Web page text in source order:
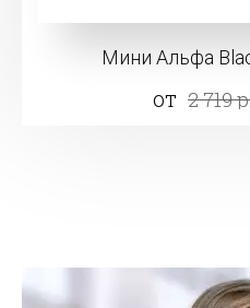
Мини Альфа
от 2 719